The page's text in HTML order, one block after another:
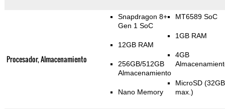
Procesador, Almacenamiento
Snapdragon 8+
Gen 1 SoC
12GB RAM
256GB/512GB
Almacenamiento
Nano Memory
MT6589 SoC
1GB RAM
4GB
MicroSD (32GB
max.)